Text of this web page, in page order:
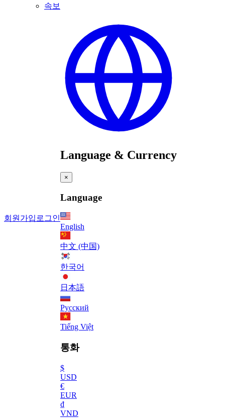
속보
회원가입 로그인
Language & Currency
×
Language
English
中文 (中国)
한국어
日本語
Русский
Tiếng Việt
통화
$
USD
€
EUR
₫
VND